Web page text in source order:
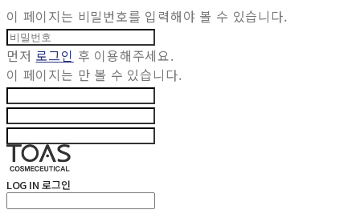
이 페이지는 비밀번호를 입력해야 볼 수 있습니다.
먼저 로그인 후 이용해주세요.
이 페이지는 만 볼 수 있습니다.
LOG IN 로그인